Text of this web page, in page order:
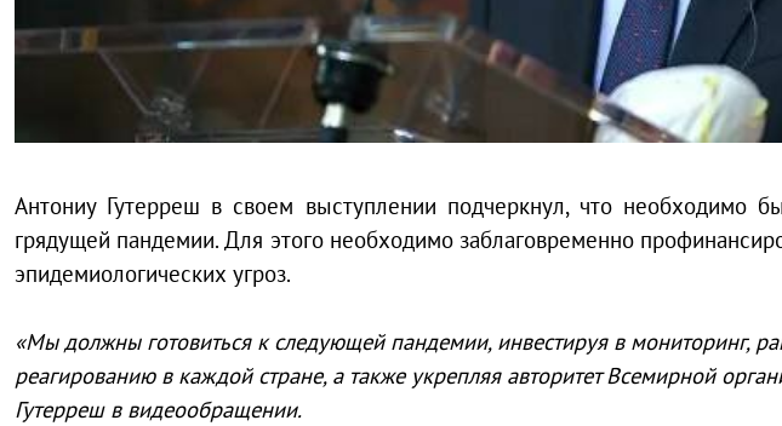
Антониу Гутерреш в своем выступлении подчеркнул, что необходимо
грядущей пандемии. Для этого необходимо заблаговременно
эпидемиологических угроз.
«Мы должны готовиться к следующей пандемии, инвестируя в мониторинг,
реагированию в каждой стране, а также укрепляя авторитет Всемирной
Гутерреш в видеообращении.